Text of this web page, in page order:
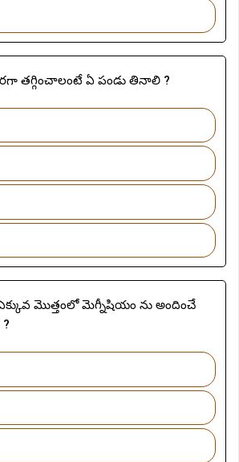
తగ్గించాలంటే ఏ పండు తినాలి ?
మొత్తంలో మెగ్నీషియం ను అందించే